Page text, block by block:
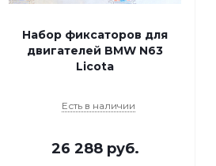
Набор фиксаторов для
двигателей BMW N63
Licota
Есть в наличии
26 288руб.